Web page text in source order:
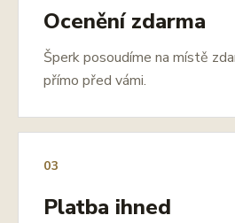
Ocenění zdarma
Šperk posoudíme na místě
přímo před vámi.
03
Platba ihned